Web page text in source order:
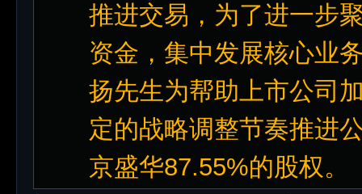
推进交易，为了进一步
资金，集中发展核心业
扬先生为帮助上市公司
定的战略调整节奏推进
京盛华87.55%的股权。